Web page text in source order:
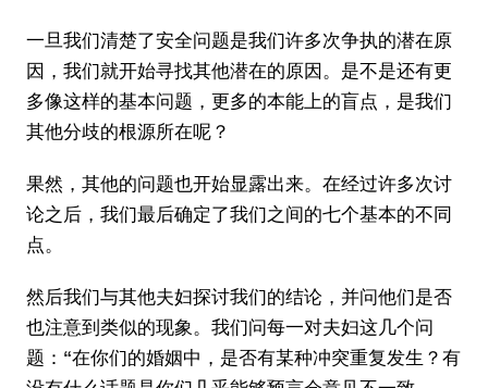
一旦我们清楚了安全问题是我们许多次争执的潜在原
因，我们就开始寻找其他潜在的原因。是不是还有更
多像这样的基本问题，更多的本能上的盲点，是我们
其他分歧的根源所在呢？
果然，其他的问题也开始显露出来。在经过许多次讨
论之后，我们最后确定了我们之间的七个基本的不同
点。
然后我们与其他夫妇探讨我们的结论，并问他们是否
也注意到类似的现象。我们问每一对夫妇这几个问
题：“在你们的婚姻中，是否有某种冲突重复发生？有